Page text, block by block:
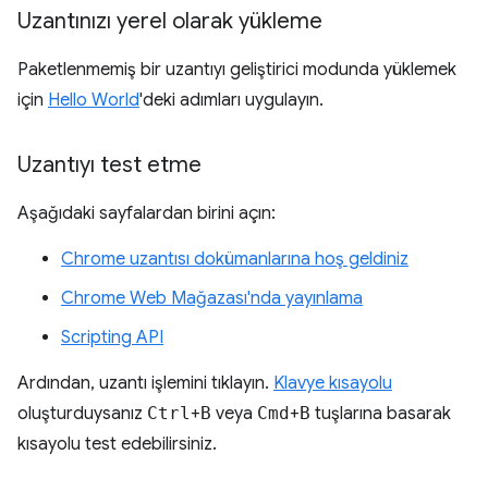
Uzantınızı yerel olarak yükleme
Paketlenmemiş bir uzantıyı geliştirici modunda yüklemek
için Hello World'deki adımları uygulayın.
Uzantıyı test etme
Aşağıdaki sayfalardan birini açın:
Chrome uzantısı dokümanlarına hoş geldiniz
Chrome Web Mağazası'nda yayınlama
Scripting API
Ardından, uzantı işlemini tıklayın. Klavye kısayolu
oluşturduysanız Ctrl +B veya Cmd+B tuşlarına basarak
kısayolu test edebilirsiniz.